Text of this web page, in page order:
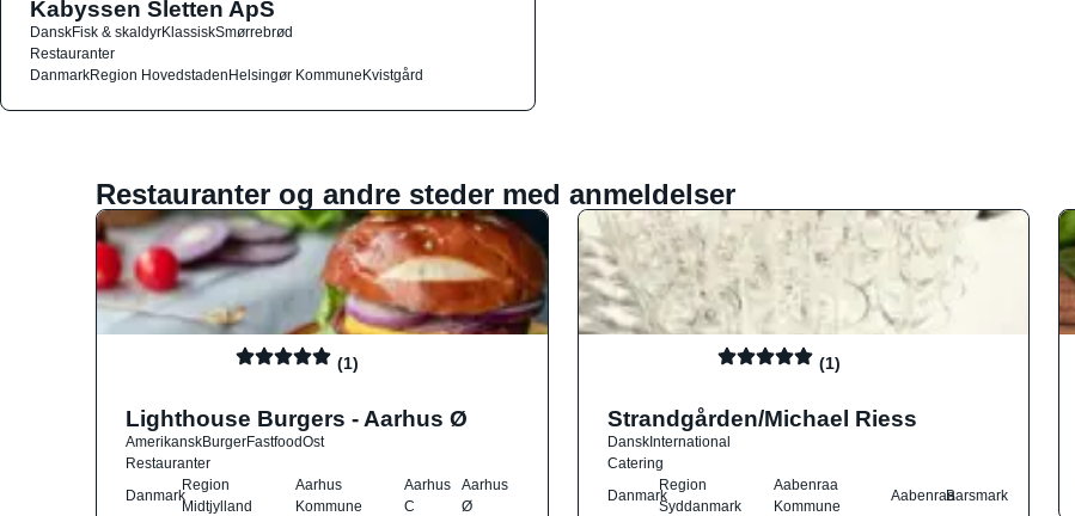
Kabyssen Sletten ApS
DanskFisk & skaldyrKlassiskSmørrebrød
Restauranter
DanmarkRegion HovedstadenHelsingør KommuneKvistgård
Restauranter og andre steder med anmeldelser
(1)
Lighthouse Burgers - Aarhus Ø
AmerikanskBurgerFastfoodOst
Restauranter
Danmark
Region
Midtjylland
Aarhus
Kommune
Aarhus
C
Aarhus
Ø
(1)
Strandgården/Michael Riess
DanskInternational
Catering
Danmark
Region
Syddanmark
Aabenraa
Kommune
AabenraaBarsmark